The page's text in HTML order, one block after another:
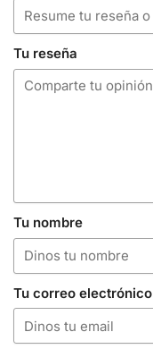
Tu reseña
Tu nombre
Tu correo electrónico